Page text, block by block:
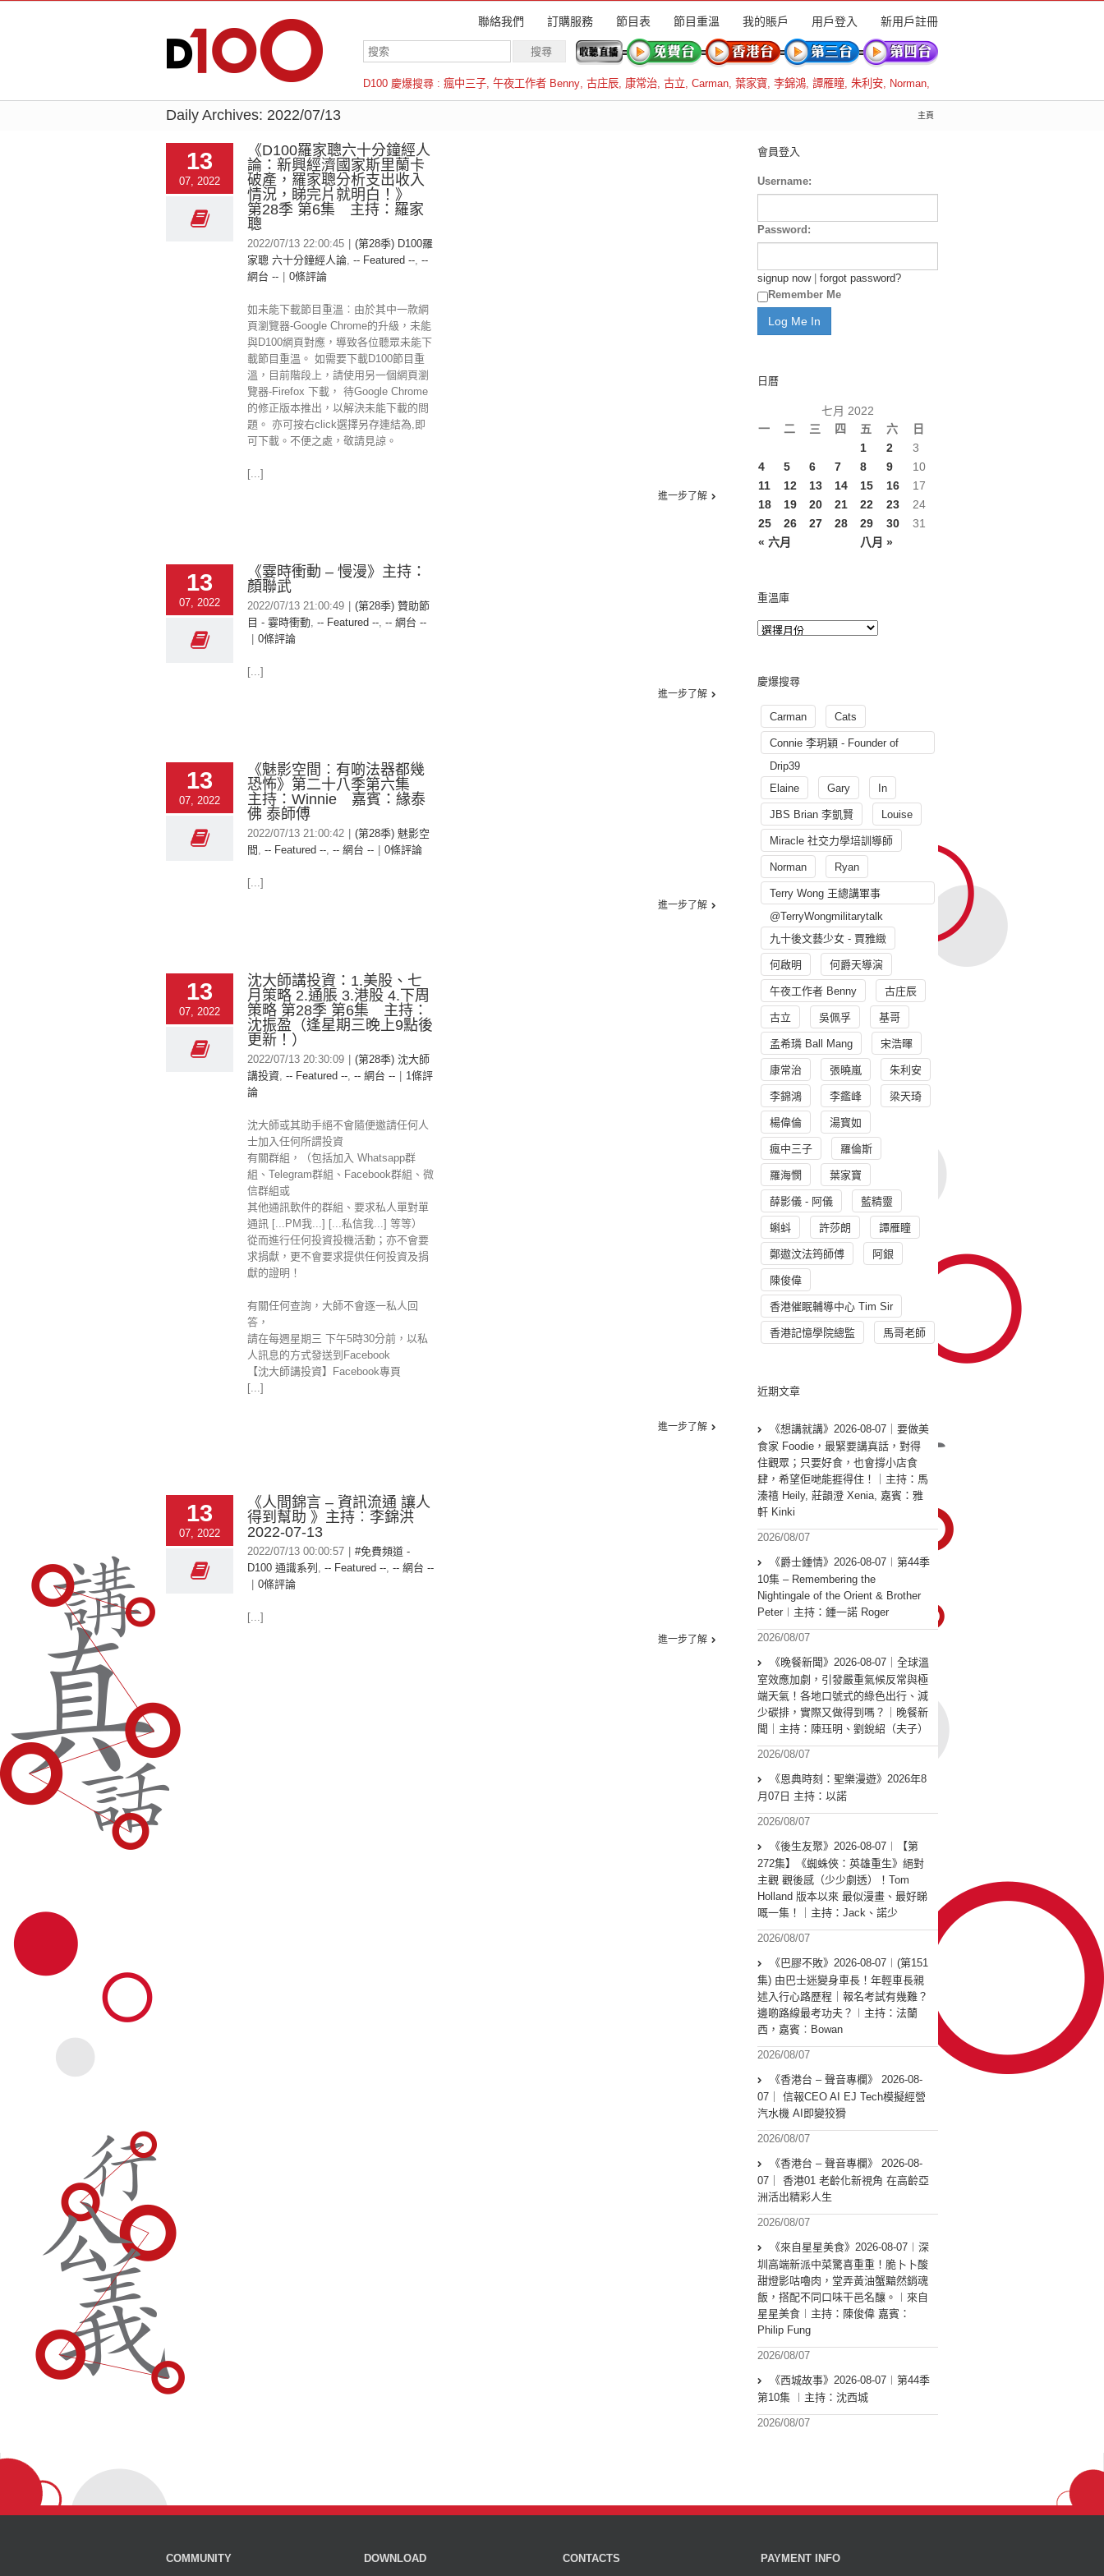
聯絡我們 訂購服務 節目表 節目重溫 我的賬戶 用戶登入 新用戶註冊
D100 慶爆搜尋 : 瘋中三子, 午夜工作者 Benny, 古庄辰, 康常治, 古立, Carman, 葉家寶, 李錦鴻, 譚雁瞳, 朱利安, Norman,
羅倫斯
Daily Archives: 2022/07/13 主頁
13
07, 2022
《D100羅家聰六十分鐘經人
論：新興經濟國家斯里蘭卡
破產，羅家聰分析支出收入
情況，睇完片就明白！》
第28季 第6集 主持：羅家
聰
2022/07/13 22:00:45
(第28季) D100羅
家聰 六十分鐘經人論, -- Featured --, --
網台 --
0條評論
如未能下載節目重溫︰由於其中一款網
頁瀏覽器-Google Chrome的升級，未能
與D100網頁對應，導致各位聽眾未能下
載節目重溫。 如需要下載D100節目重
溫，目前階段上，請使用另一個網頁瀏
覽器-Firefox 下載， 待Google Chrome
的修正版本推出，以解決未能下載的問
題。 亦可按右click選擇另存連結為,即
可下載。不便之處，敬請見諒。
[...]
進一步了解
13
07, 2022
《霎時衝動 – 慢漫》主持：
顏聯武
2022/07/13 21:00:49
(第28季) 贊助節
目 - 霎時衝動, -- Featured --, -- 網台 --
0條評論
[...]
進一步了解
13
07, 2022
《魅影空間︰有啲法器都幾
恐怖》第二十八季第六集
主持：Winnie 嘉賓：緣泰
佛 泰師傅
2022/07/13 21:00:42
(第28季) 魅影空
間 , -- Featured --, -- 網台 -- 0條評論
[...]
進一步了解
13
07, 2022
沈大師講投資：1.美股、七
月策略 2.通脹 3.港股 4.下周
策略 第28季 第6集 主持：
沈振盈（逢星期三晚上9點後
更新！）
2022/07/13 20:30:09
(第28季) 沈大師
講投資, -- Featured --, -- 網台 --
1條評
論
沈大師或其助手絕不會隨便邀請任何人
士加入任何所謂投資
有關群組，（包括加入 Whatsapp群
組、Telegram群組、Facebook群組、微
信群組或
其他通訊軟件的群組、要求私人單對單
通訊 [...PM我...] [...私信我...] 等等）
從而進行任何投資投機活動；亦不會要
求捐獻，更不會要求提供任何投資及捐
獻的證明！
有關任何查詢，大師不會逐一私人回
答，
請在每週星期三 下午5時30分前，以私
人訊息的方式發送到Facebook
【沈大師講投資】Facebook專頁
[...]
進一步了解
13
07, 2022
《人間錦言 – 資訊流通 讓人
得到幫助 》主持︰李錦洪
2022-07-13
2022/07/13 00:00:57
#免費頻道 -
D100 通識系列 , -- Featured --, -- 網台 --
0條評論
[...]
進一步了解
會員登入
Username:
Password:
signup now| forgot password?
Remember Me
日曆
七月 2022
一
二 三 四 五 六 日
« 六月 八月 »
1 2
3
4
5 6 7 8 9
10
11
12 13 14 15 16
17
18
19 20 21 22 23
24
25
26 27 28 29 30 31
重溫庫
慶爆搜尋
Carman Cats
Connie 李玥穎 - Founder of
Drip39
Elaine
Gary In
JBS Brian 李凱賢 Louise
Miracle 社交力學培訓導師
Norman Ryan
Terry Wong 王總講軍事
@TerryWongmilitarytalk
九十後文藝少女 - 賈雅緻
何啟明 何爵天導演
午夜工作者 Benny 古庄辰
古立 吳佩孚 基哥
孟希璘 Ball Mang 宋浩暉
康常治 張曉嵐 朱利安
李錦鴻 李鑑峰 梁天琦
楊偉倫 湯寳如
瘋中三子 羅倫斯
羅海憫 葉家寶
薛影儀 - 阿儀 藍精靈
蝌蚪 許莎朗 譚雁瞳
鄭遨汶法筠師傅 阿銀
陳俊偉
香港催眠輔導中心 Tim Sir
香港記憶學院總監 馬哥老師
近期文章
《想講就講》2026-08-07｜要做美
食家 Foodie，最緊要講真話，對得
住觀眾；只要好食，也會撐小店食
肆，希望佢哋能捱得住！｜主持：馬
溱禧 Heily, 莊韻澄 Xenia, 嘉賓：雅
軒 Kinki
2026/08/07
《爵士鍾情》2026-08-07︱第44季
10集 – Remembering the
Nightingale of the Orient & Brother
Peter︱主持：鍾一諾 Roger
2026/08/07
《晚餐新聞》2026-08-07｜全球溫
室效應加劇，引發嚴重氣候反常與極
端天氣！各地口號式的綠色出行、減
少碳排，實際又做得到嗎？｜晚餐新
聞｜主持：陳珏明、劉銳紹（夫子）
2026/08/07
《恩典時刻：聖樂漫遊》2026年8
月07日 主持：以諾
2026/08/07
《後生友聚》2026-08-07︱【第
272集】《蜘蛛俠：英雄重生》絕對
主觀 觀後感（少少劇透）！Tom
Holland 版本以來 最似漫畫、最好睇
嘅一集！｜主持：Jack、諾少
2026/08/07
《巴膠不敗》2026-08-07︱(第151
集) 由巴士迷變身車長！年輕車長親
述入行心路歷程｜報名考試有幾難？
邊啲路線最考功夫？︱主持：法蘭
西，嘉賓︰Bowan
2026/08/07
《香港台 – 聲音專欄》 2026-08-
07｜ 信報CEO AI EJ Tech模擬經營
汽水機 AI即變狡猾
2026/08/07
《香港台 – 聲音專欄》 2026-08-
07｜ 香港01 老齡化新視角 在高齡亞
洲活出精彩人生
2026/08/07
《來自星星美食》2026-08-07︱深
圳高端新派中菜驚喜重重！脆卜卜酸
甜燈影咕嚕肉，堂弄黃油蟹黯然銷魂
飯，搭配不同口味干邑名釀。︱來自
星星美食︱主持：陳俊偉 嘉賓：
Philip Fung
2026/08/07
《西城故事》2026-08-07︱第44季
第10集 ︱主持：沈西城
2026/08/07
COMMUNITY DOWNLOAD CONTACTS PAYMENT INFO